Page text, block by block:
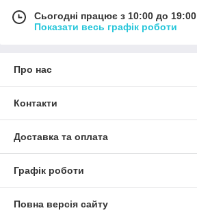
Сьогодні працює з 10:00 до 19:00
Показати весь графік роботи
Про нас
Контакти
Доставка та оплата
Графік роботи
Повна версія сайту